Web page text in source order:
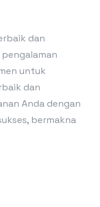
dan
untuk
dan
Anda dengan
bermakna